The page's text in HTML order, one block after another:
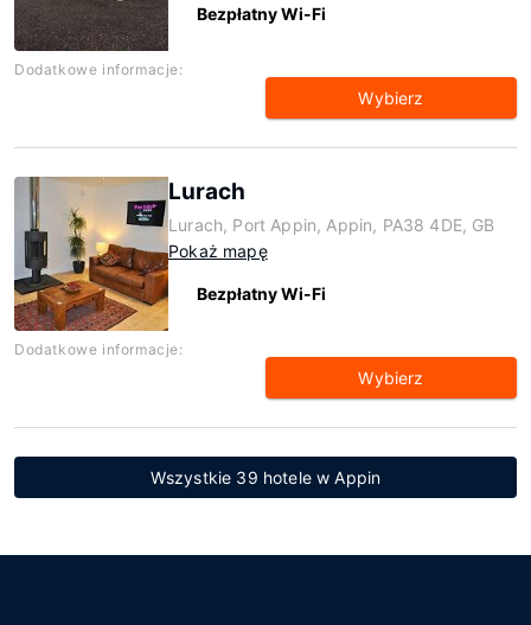
Bezpłatny Wi-Fi
Dodatkowe informacje:
Wybierz
Lurach
Lurach, Port Appin, Appin, PA38 4DE, GB
Pokaż mapę
Bezpłatny Wi-Fi
Dodatkowe informacje:
Wybierz
Wszystkie 39 hotele w Appin